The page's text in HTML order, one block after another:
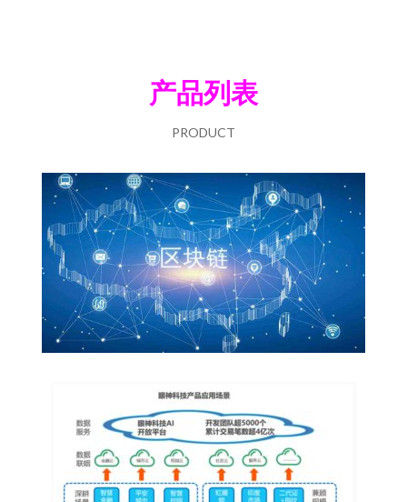
产品列表
PRODUCT